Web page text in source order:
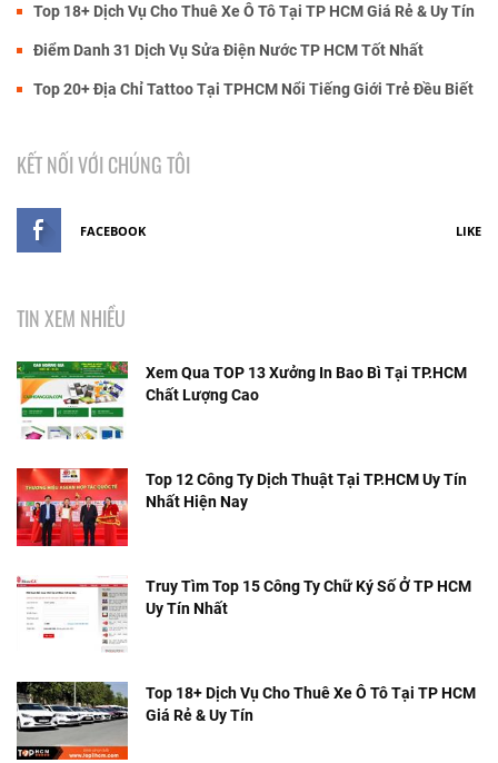
Top 18+ Dịch Vụ Cho Thuê Xe Ô Tô Tại TP HCM Giá Rẻ & Uy Tín
Điểm Danh 31 Dịch Vụ Sửa Điện Nước TP HCM Tốt Nhất
Top 20+ Địa Chỉ Tattoo Tại TPHCM Nổi Tiếng Giới Trẻ Đều Biết
KẾT NỐI VỚI CHÚNG TÔI
FACEBOOK LIKE
TIN XEM NHIỀU
Xem Qua TOP 13 Xưởng In Bao Bì Tại TP.HCM
Chất Lượng Cao
Top 12 Công Ty Dịch Thuật Tại TP.HCM Uy Tín
Nhất Hiện Nay
Truy Tìm Top 15 Công Ty Chữ Ký Số Ở TP HCM
Uy Tín Nhất
Top 18+ Dịch Vụ Cho Thuê Xe Ô Tô Tại TP HCM
Giá Rẻ & Uy Tín